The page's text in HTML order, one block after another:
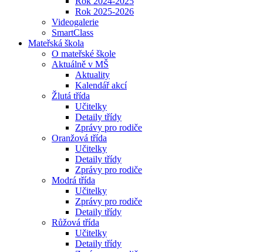
Rok 2025-2026
Videogalerie
SmartClass
Mateřská škola
O mateřské škole
Aktuálně v MŠ
Aktuality
Kalendář akcí
Žlutá třída
Učitelky
Detaily třídy
Zprávy pro rodiče
Oranžová třída
Učitelky
Detaily třídy
Zprávy pro rodiče
Modrá třída
Učitelky
Zprávy pro rodiče
Detaily třídy
Růžová třída
Učitelky
Detaily třídy